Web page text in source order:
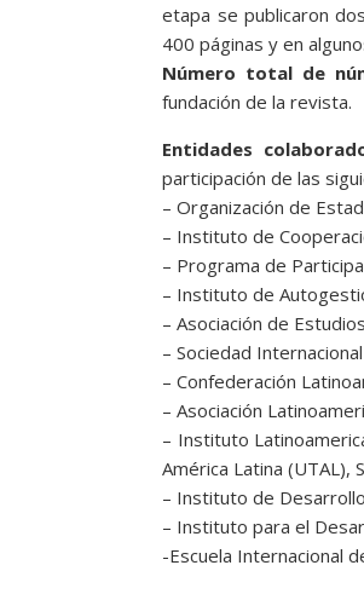
etapa se publicaron
400 páginas y en
Número total de
fundación de la revista.
Entidades
participación de las
– Organización de
– Instituto de
– Programa de
– Instituto de
– Asociación de
– Sociedad
– Confederación
– Asociación
– Instituto
América Latina (UTAL),
– Instituto de
– Instituto para el
-Escuela Internacional